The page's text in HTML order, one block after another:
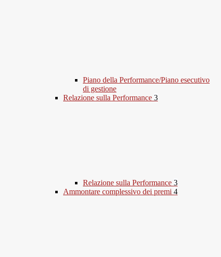
Piano della Performance/Piano esecutivo
di gestione
Relazione sulla Performance 3
Relazione sulla Performance 3
Ammontare complessivo dei premi 4